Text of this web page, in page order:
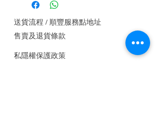
首公斤$45
以後每0.5kg/$18
1kg=$45
1.5kg=$63
送貨流程 / 順豐服務點地址
售賣及退貨條款
私隱權保護政策